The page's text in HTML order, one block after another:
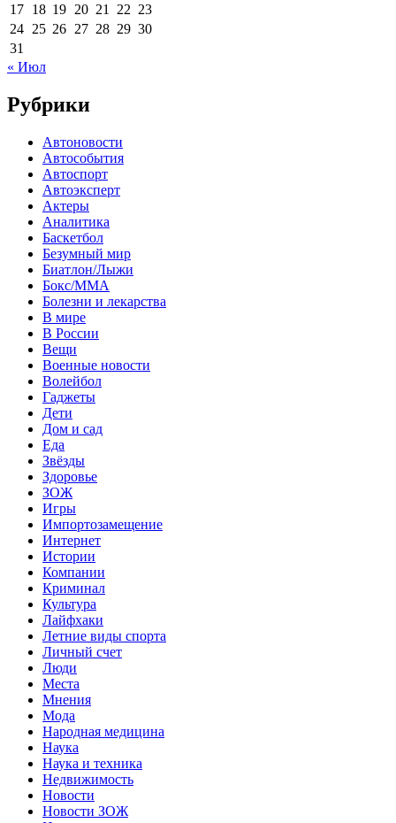
17 18 19 20 21 22 23
24 25 26 27 28 29 30
31
« Июл
Рубрики
Автоновости
Автособытия
Автоспорт
Автоэксперт
Актеры
Аналитика
Баскетбол
Безумный мир
Биатлон/Лыжи
Бокс/MMA
Болезни и лекарства
В мире
В России
Вещи
Военные новости
Волейбол
Гаджеты
Дети
Дом и сад
Еда
Звёзды
Здоровье
ЗОЖ
Игры
Импортозамещение
Интернет
Истории
Компании
Криминал
Культура
Лайфхаки
Летние виды спорта
Личный счет
Люди
Места
Мнения
Мода
Народная медицина
Наука
Наука и техника
Недвижимость
Новости
Новости ЗОЖ